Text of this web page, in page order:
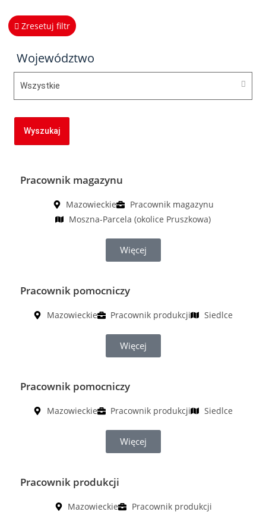
Zresetuj filtr
Województwo
Wszystkie
Wyszukaj
Pracownik magazynu
Mazowieckie
Pracownik magazynu
Moszna-Parcela (okolice Pruszkowa)
Więcej
Pracownik pomocniczy
Mazowieckie Pracownik produkcji Siedlce
Więcej
Pracownik pomocniczy
Mazowieckie Pracownik produkcji Siedlce
Więcej
Pracownik produkcji
Mazowieckie
Pracownik produkcji